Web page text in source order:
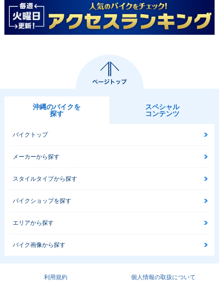
沖縄のバイクを
探す
スペシャル
コンテンツ
バイクトップ
メーカーから探す
スタイルタイプから探す
バイクショップを探す
エリアから探す
バイク画像から探す
利用規約 個人情報の取扱について